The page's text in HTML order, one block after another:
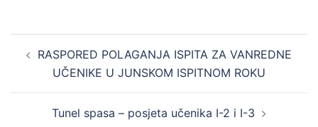
navigation
RASPORED POLAGANJA ISPITA ZA VANREDNE
UČENIKE U JUNSKOM ISPITNOM ROKU
Tunel spasa – posjeta učenika I-2 i I-3